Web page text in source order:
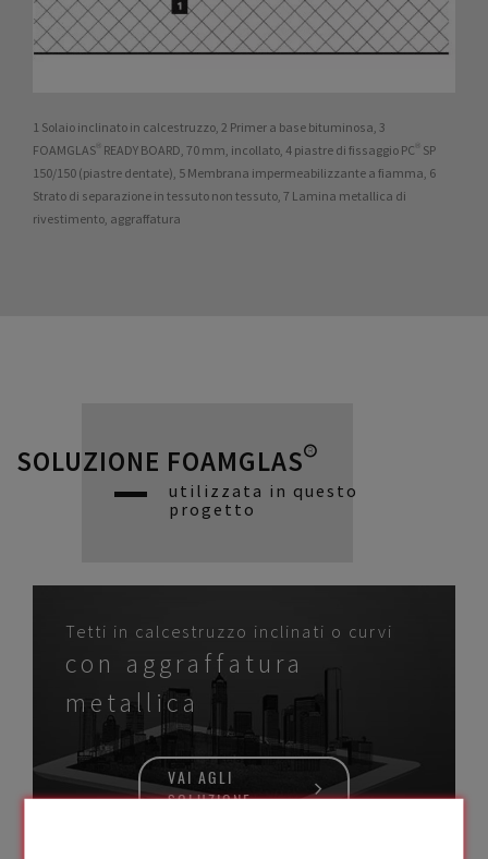
1 Solaio inclinato in calcestruzzo, 2 Primer a base bituminosa, 3
FOAMGLAS® READY BOARD, 70 mm, incollato, 4 piastre di fissaggio PC® SP
150/150 (piastre dentate), 5 Membrana impermeabilizzante a fiamma, 6
Strato di separazione in tessuto non tessuto, 7 Lamina metallica di
rivestimento, aggraffatura
SOLUZIONE FOAMGLAS®
utilizzata in questo
progetto
Tetti in calcestruzzo inclinati o curvi
con aggraffatura
metallica
VAI AGLI
SOLUZIONE